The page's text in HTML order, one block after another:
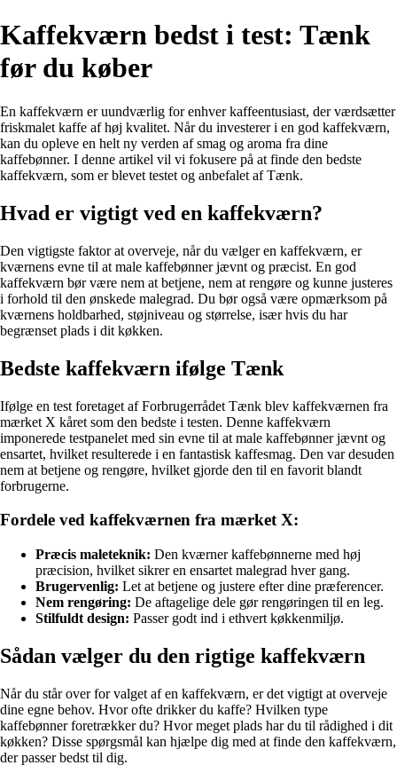
Kaffekværn bedst i test: Tænk
før du køber
En kaffekværn er uundværlig for enhver kaffeentusiast, der værdsætter
friskmalet kaffe af høj kvalitet. Når du investerer i en god kaffekværn,
kan du opleve en helt ny verden af smag og aroma fra dine
kaffebønner. I denne artikel vil vi fokusere på at finde den bedste
kaffekværn, som er blevet testet og anbefalet af Tænk.
Hvad er vigtigt ved en kaffekværn?
Den vigtigste faktor at overveje, når du vælger en kaffekværn, er
kværnens evne til at male kaffebønner jævnt og præcist. En god
kaffekværn bør være nem at betjene, nem at rengøre og kunne justeres
i forhold til den ønskede malegrad. Du bør også være opmærksom på
kværnens holdbarhed, støjniveau og størrelse, især hvis du har
begrænset plads i dit køkken.
Bedste kaffekværn ifølge Tænk
Ifølge en test foretaget af Forbrugerrådet Tænk blev kaffekværnen fra
mærket X kåret som den bedste i testen. Denne kaffekværn
imponerede testpanelet med sin evne til at male kaffebønner jævnt og
ensartet, hvilket resulterede i en fantastisk kaffesmag. Den var desuden
nem at betjene og rengøre, hvilket gjorde den til en favorit blandt
forbrugerne.
Fordele ved kaffekværnen fra mærket X:
Præcis maleteknik: Den kværner kaffebønnerne med høj
præcision, hvilket sikrer en ensartet malegrad hver gang.
Brugervenlig: Let at betjene og justere efter dine præferencer.
Nem rengøring: De aftagelige dele gør rengøringen til en leg.
Stilfuldt design: Passer godt ind i ethvert køkkenmiljø.
Sådan vælger du den rigtige kaffekværn
Når du står over for valget af en kaffekværn, er det vigtigt at overveje
dine egne behov. Hvor ofte drikker du kaffe? Hvilken type
kaffebønner foretrækker du? Hvor meget plads har du til rådighed i dit
køkken? Disse spørgsmål kan hjælpe dig med at finde den kaffekværn,
der passer bedst til dig.